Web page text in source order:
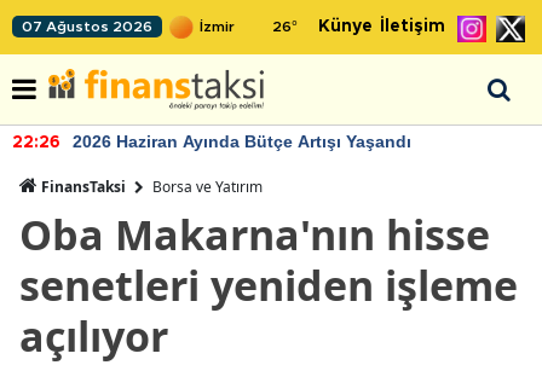
07 Ağustos 2026 26° Künye İletişim
22:26 2026 Haziran Ayında Bütçe Artışı Yaşandı
FinansTaksi Borsa ve Yatırım
Oba Makarna'nın hisse
senetleri yeniden işleme
açılıyor